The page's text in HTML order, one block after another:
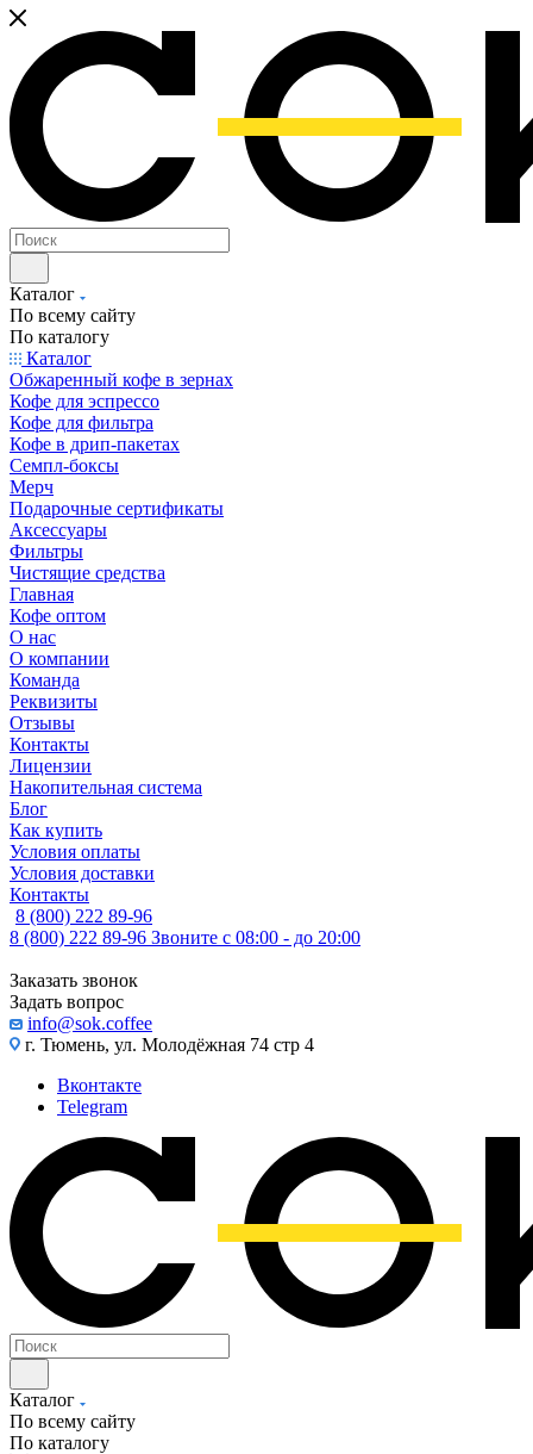
Каталог
По всему сайту
По каталогу
Каталог
Обжаренный кофе в зернах
Кофе для эспрессо
Кофе для фильтра
Кофе в дрип-пакетах
Семпл-боксы
Мерч
Подарочные сертификаты
Аксессуары
Фильтры
Чистящие средства
Главная
Кофе оптом
О нас
О компании
Команда
Реквизиты
Отзывы
Контакты
Лицензии
Накопительная система
Блог
Как купить
Условия оплаты
Условия доставки
Контакты
8 (800) 222 89-96
8 (800) 222 89-96 Звоните с 08:00 - до 20:00
Заказать звонок
Задать вопрос
info@sok.coffee
г. Тюмень, ул. Молодёжная 74 стр 4
Вконтакте
Telegram
Каталог
По всему сайту
По каталогу